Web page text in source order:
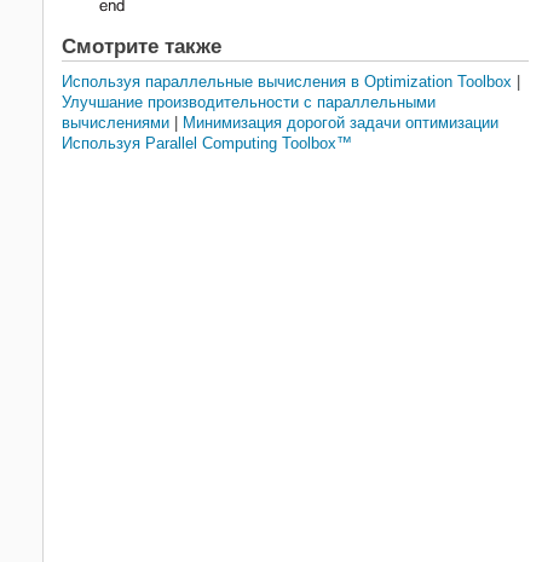
Смотрите также
Используя параллельные вычисления в Optimization Toolbox
Улучшание производительности с параллельными
вычислениями
Минимизация дорогой задачи оптимизации
Используя Parallel Computing Toolbox™